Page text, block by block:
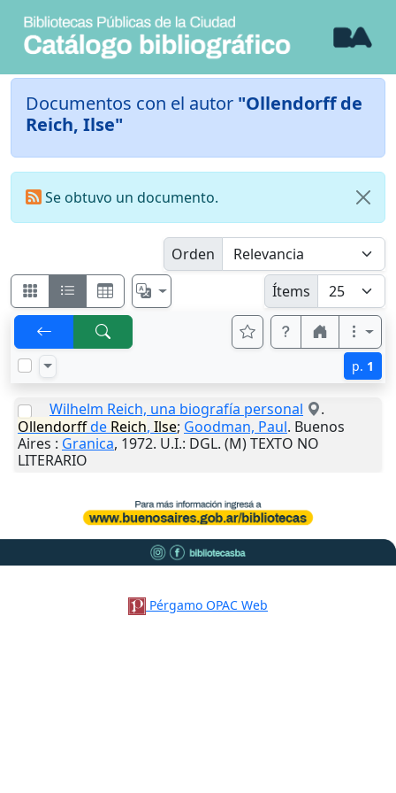
Documentos con el autor "Ollendorff de
Reich, Ilse"
Se obtuvo un documento.
Orden
Ítems
p. 1
Wilhelm Reich, una biografía personal
.
Ollendorffde Reich, Ilse; Goodman, Paul. Buenos
Aires : Granica, 1972. U.I.: DGL. (M) TEXTO NO
LITERARIO
Pérgamo OPAC Web